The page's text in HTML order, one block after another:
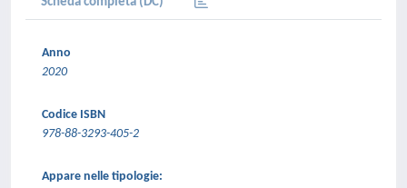
Anno
2020
Codice ISBN
978-88-3293-405-2
Appare nelle tipologie: